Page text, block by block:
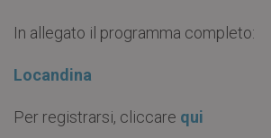
In allegato il programma completo:
Locandina
Per registrarsi, cliccare qui